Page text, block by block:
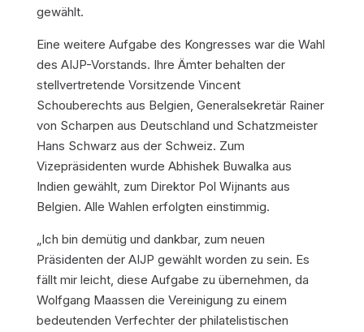
gewählt.
Eine weitere Aufgabe des Kongresses war die Wahl
des AIJP-Vorstands. Ihre Ämter behalten der
stellvertretende Vorsitzende Vincent
Schouberechts aus Belgien, Generalsekretär Rainer
von Scharpen aus Deutschland und Schatzmeister
Hans Schwarz aus der Schweiz. Zum
Vizepräsidenten wurde Abhishek Buwalka aus
Indien gewählt, zum Direktor Pol Wijnants aus
Belgien. Alle Wahlen erfolgten einstimmig.
„Ich bin demütig und dankbar, zum neuen
Präsidenten der AIJP gewählt worden zu sein. Es
fällt mir leicht, diese Aufgabe zu übernehmen, da
Wolfgang Maassen die Vereinigung zu einem
bedeutenden Verfechter der philatelistischen